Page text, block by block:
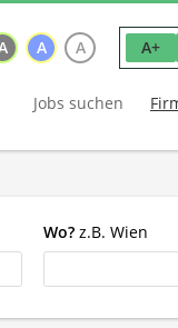
A A A+
Jobs suchen
Wo? z.B. Wien